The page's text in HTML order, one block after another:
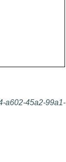
a602-45a2-99a1-